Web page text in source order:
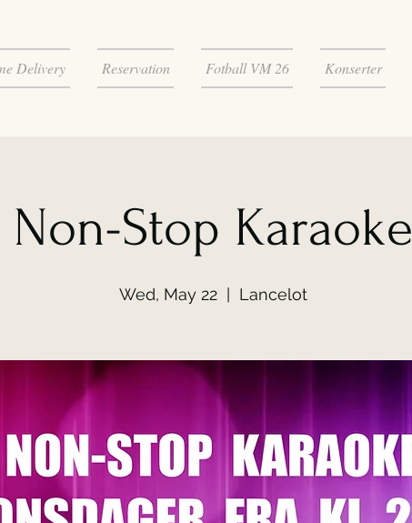
Delivery Reservation Fotball VM 26 Konserter
Non-Stop Karaoke
Wed, May 22
  |
Lancelot